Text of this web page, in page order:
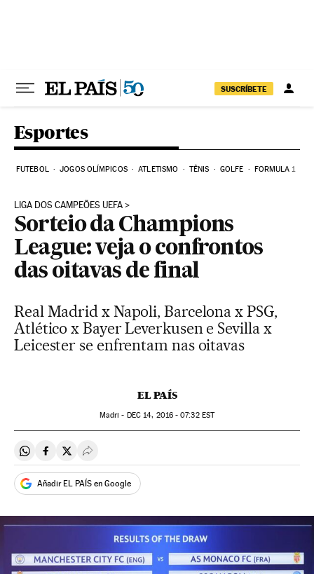
SUSCRÍBETE
Esportes
FUTEBOL JOGOS OLÍMPICOS ATLETISMO TÊNIS GOLFE FORMULA 1
LIGA DOS CAMPEÕES UEFA
Sorteio da Champions
League: veja o confrontos
das oitavas de final
Real Madrid x Napoli, Barcelona x PSG,
Atlético x Bayer Leverkusen e Sevilla x
Leicester se enfrentam nas oitavas
EL PAÍS
Madri - DEC 14, 2016 - 07:32EST
Compartir en Whatsapp
Compartir en Facebook
Compartir en Twitter
Desplegar Redes Sociales
Añadir EL PAÍS en Google